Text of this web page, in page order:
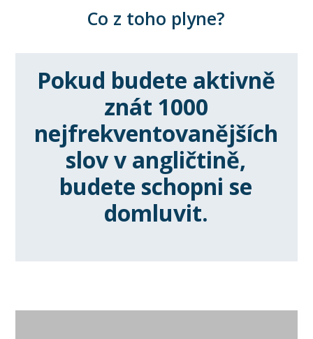
Co z toho plyne?
Pokud budete aktivně
znát 1000
nejfrekventovanějších
slov v angličtině,
budete schopni se
domluvit.